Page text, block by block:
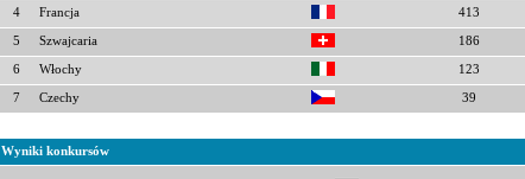
4 Francja 413
5 Szwajcaria 186
6 Włochy 123
7 Czechy 39
Wyniki konkursów